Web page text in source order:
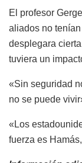
El profesor
aliados no
desplegara
tuviera un
«Sin seguridad
no se puede
«Los
fuerza es